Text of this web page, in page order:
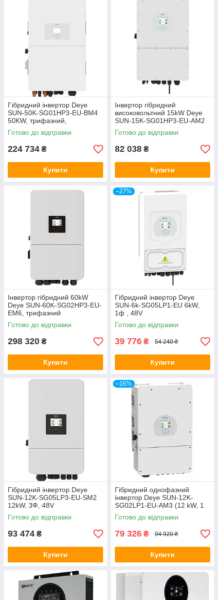
Гібридний інвертор Deye
SUN-50K-SG01HP3-EU-BM4
50KW, трифазний,
високовольтний, EU версія
Готово до відправки
224 734 ₴
Купити
Інвертор гібридний
високовольтний 15kW Deye
SUN-15K-SG01HP3-EU-AM2
HV, трифазний
Готово до відправки
82 038 ₴
Купити
Інвертор гібридний 60kW
Deye SUN-60K-SG02HP3-EU-
EM6, трифазний
Готово до відправки
298 320 ₴
Купити
–27%
Гібридний інвертор Deye
SUN-6k-SG05LP1-EU 6kW,
1ф , 48V
Готово до відправки
39 776 ₴ 54 240 ₴
Купити
Гібридний інвертор Deye
SUN-12K-SG05LP3-EU-SM2
12kW, 3Ф, 48V
Готово до відправки
93 474 ₴
Купити
–16%
Гібридний однофазний
інвертор Deye SUN-12K-
SG02LP1-EU-AM3 (12 kW, 1
фази, 3 MPPT)
Готово до відправки
79 326 ₴ 94 920 ₴
Купити